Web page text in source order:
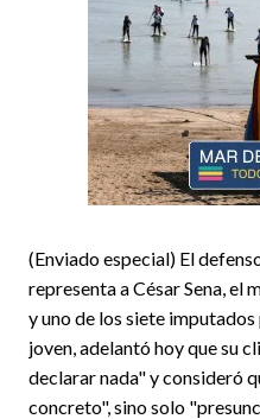
(Enviado especial) El
representa a César Sena,
y uno de los siete
joven, adelantó hoy que su
declarar nada" y consideró
concreto", sino solo